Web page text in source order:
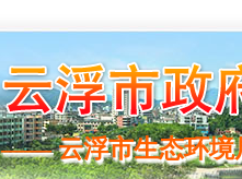
—— 云浮市生态环境
—— 云浮市生态环境